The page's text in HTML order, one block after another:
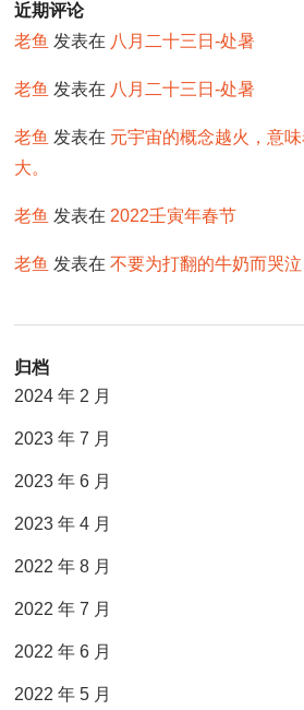
近期评论
老鱼 发表在 八月二十三日-处暑
老鱼 发表在 八月二十三日-处暑
老鱼 发表在 元宇宙的概念越火，意
大。
老鱼 发表在 2022壬寅年春节
老鱼 发表在不要为打翻的牛奶而哭泣
归档
2024 年 2 月
2023 年 7 月
2023 年 6 月
2023 年 4 月
2022 年 8 月
2022 年 7 月
2022 年 6 月
2022 年 5 月